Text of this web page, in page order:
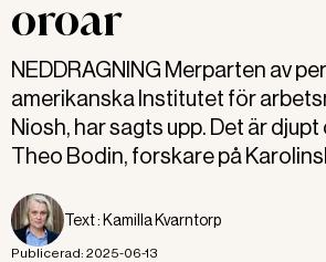
oroar
NEDDRAGNING Merparten av
amerikanska Institutet för
Niosh, har sagts upp. Det är
Theo Bodin, forskare på
Text : Kamilla Kvarntorp
Publicerad: 2025-06-13